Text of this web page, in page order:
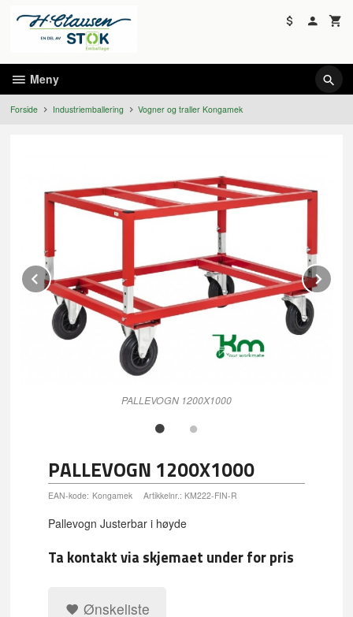
innholdet
Meny
Forside Industriemballering Vogner og traller Kongamek
PALLEVOGN 1200X1000
Prev
PALLEVOGN 1200X1000
EAN-kode: Kongamek Artikkelnr.: KM222-FIN-R
Pallevogn Justerbar i høyde
Ta kontakt via skjemaet under for pris
Ønskeliste